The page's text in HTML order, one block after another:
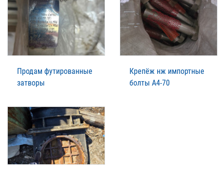
Продам футированные
затворы
Крепёж нж импортные
болты А4-70